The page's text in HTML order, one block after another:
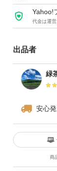
Yahoo!
代金は運
出品者
緑
安心
商